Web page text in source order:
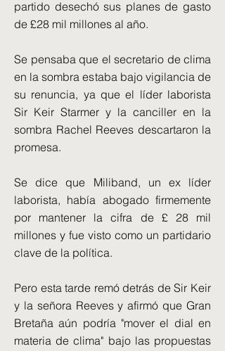
partido desechó sus planes de gasto
de £28 mil millones al año.
Se pensaba que el secretario de clima
en la sombra estaba bajo vigilancia de
su renuncia, ya que el líder laborista
Sir Keir Starmer y la canciller en la
sombra Rachel Reeves descartaron la
promesa.
Se dice que Miliband, un ex líder
laborista, había abogado firmemente
por mantener la cifra de £ 28 mil
millones y fue visto como un partidario
clave de la política.
Pero esta tarde remó detrás de Sir Keir
y la señora Reeves y afirmó que Gran
Bretaña aún podría "mover el dial en
materia de clima" bajo las propuestas